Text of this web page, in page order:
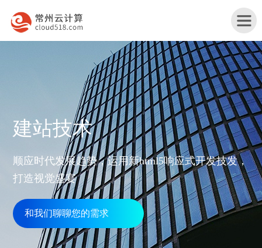
页
品
服
行
解
网
建站技术
顺应时代发展趋势，运用新html5响应式开发技发，
打造视觉盛宴
和我们聊聊您的需求